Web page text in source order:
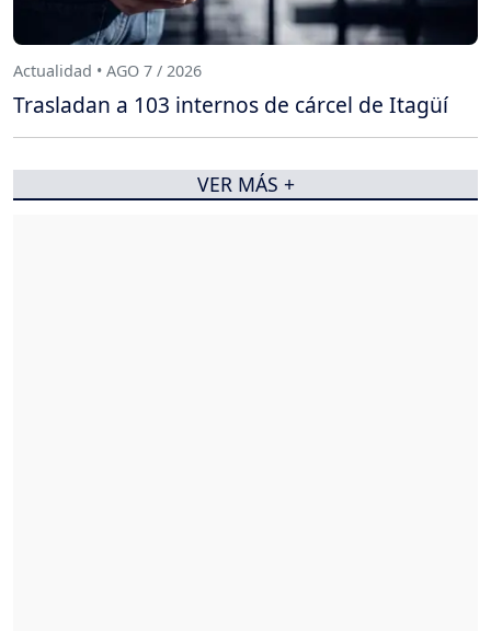
Actualidad • AGO 7 / 2026
Trasladan a 103 internos de cárcel de Itagüí
VER MÁS +